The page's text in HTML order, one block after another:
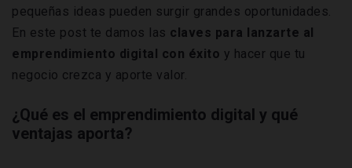
pequeñas ideas pueden surgir grandes oportunidades.
En este post te damos las claves para lanzarte al
emprendimiento digital con éxito y hacer que tu
negocio crezca y aporte valor.
¿Qué es el emprendimiento digital y qué
ventajas aporta?